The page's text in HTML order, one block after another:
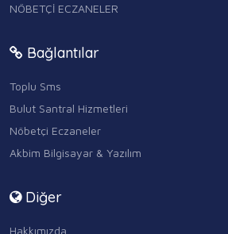
NÖBETÇİ ECZANELER
Bağlantılar
Toplu Sms
Bulut Santral Hizmetleri
Nöbetçi Eczaneler
Akbim Bilgisayar & Yazılım
Diğer
Hakkımızda